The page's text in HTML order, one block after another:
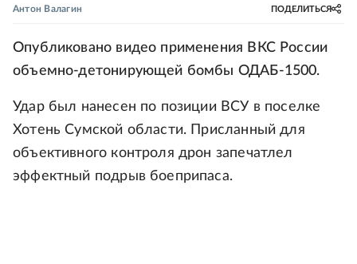
Антон Валагин ПОДЕЛИТЬСЯ
Опубликовано видео применения ВКС России
объемно-детонирующей бомбы ОДАБ-1500.
Удар был нанесен по позиции ВСУ в поселке
Хотень Сумской области. Присланный для
объективного контроля дрон запечатлел
эффектный подрыв боеприпаса.